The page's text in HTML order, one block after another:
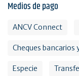
Medios de pago
ANCV Connect
Cheques bancarios
Especie